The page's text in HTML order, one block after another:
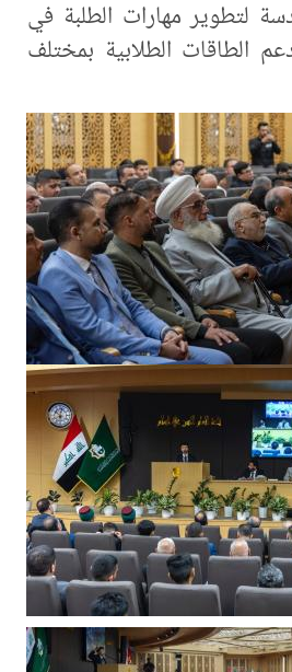
لتطوير مهارات الطلبة في
الطاقات الطلابية بمختلف